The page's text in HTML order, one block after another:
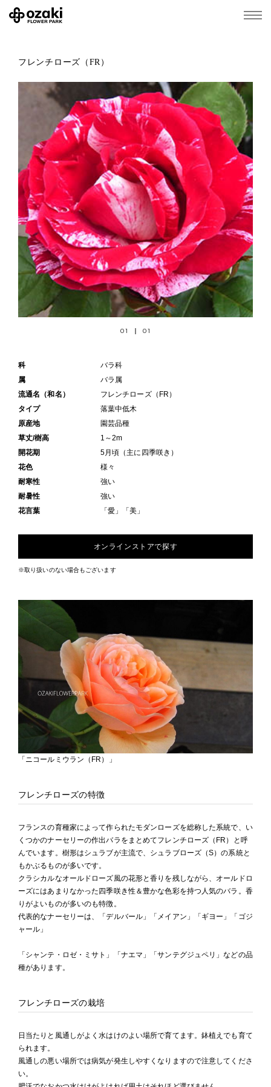
フレンチローズ（FR）
01 01
科
バラ科
属
バラ属
流通名（和名）
フレンチローズ（FR）
タイプ
落葉中低木
原産地
園芸品種
草丈/樹高
1～2m
開花期
5月頃（主に四季咲き）
花色
様々
耐寒性
強い
耐暑性
強い
花言葉
「愛」「美」
オンラインストアで探す
※取り扱いのない場合もございます
「ニコールミウラン（FR）」
フレンチローズの特徴
フランスの育種家によって作られたモダンローズを総称した系統で、い
くつかのナーセリーの作出バラをまとめてフレンチローズ（FR）と呼
んでいます。樹形はシュラブが主流で、シュラブローズ（S）の系統と
もかぶるものが多いです。
クラシカルなオールドローズ風の花形と香りを残しながら、オールドロ
ーズにはあまりなかった四季咲き性＆豊かな色彩を持つ人気のバラ。香
りがよいものが多いのも特徴。
代表的なナーセリーは、「デルバール」「メイアン」「ギヨー」「ゴジ
ャール」
「シャンテ・ロゼ・ミサト」「ナエマ」「サンテグジュペリ」などの品
種があります。
フレンチローズの栽培
日当たりと風通しがよく水はけのよい場所で育てます。鉢植えでも育て
られます。
風通しの悪い場所では病気が発生しやすくなりますので注意してくださ
い。